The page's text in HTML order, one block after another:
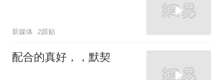
新媒体 2跟贴
配合的真好，，默契